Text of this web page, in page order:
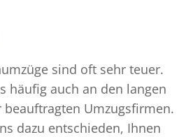
sind oft sehr teuer.
häufig auch an den langen
beauftragten Umzugsfirmen.
dazu entschieden, Ihnen